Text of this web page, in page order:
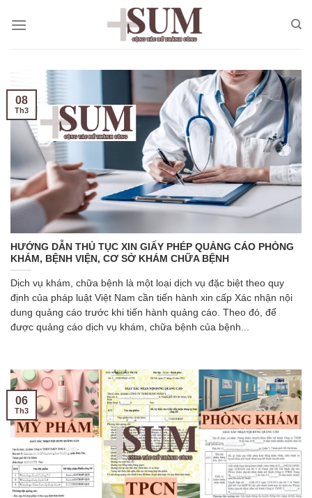
HƯỚNG DẪN THỦ TỤC XIN GIẤY PHÉP QUẢNG CÁO PHÒNG
KHÁM, BỆNH VIỆN, CƠ SỞ KHÁM CHỮA BỆNH
Dịch vụ khám, chữa bệnh là một loại dịch vụ đặc biệt theo quy
định của pháp luật Việt Nam cần tiến hành xin cấp Xác nhận nội
dung quảng cáo trước khi tiến hành quảng cáo. Theo đó, để
được quảng cáo dịch vụ khám, chữa bệnh của bệnh...
08
Th3
06
Th3